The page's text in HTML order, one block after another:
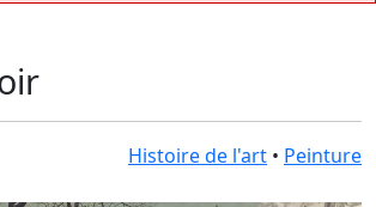
Histoire de l'art • Peinture